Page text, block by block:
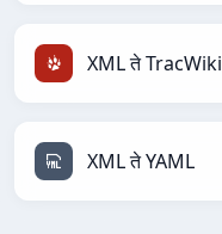
XML ते TracWiki
XML ते YAML